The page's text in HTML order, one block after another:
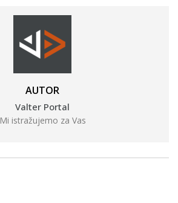
AUTOR
Valter Portal
Mi istražujemo za Vas